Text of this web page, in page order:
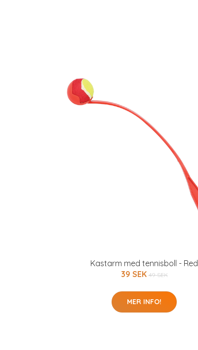
Kastarm med tennisboll - Red
39 SEK 49 SEK
MER INFO!